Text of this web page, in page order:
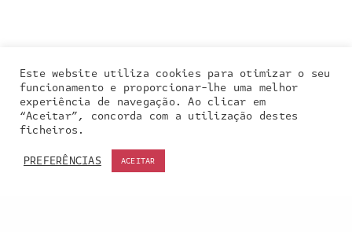
Este website utiliza cookies para otimizar o seu
funcionamento e proporcionar-lhe uma melhor
experiência de navegação. Ao clicar em
“Aceitar”, concorda com a utilização destes
ficheiros.
PREFERÊNCIAS
ACEITAR
Our site uses cookies. Learn more about our use of
cookies:cookie policy
ACCEPT